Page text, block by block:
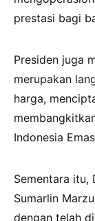
prestasi bagi
Presiden juga
merupakan
harga,
Indonesia
Sementara itu,
Sumarlin
dengan telah